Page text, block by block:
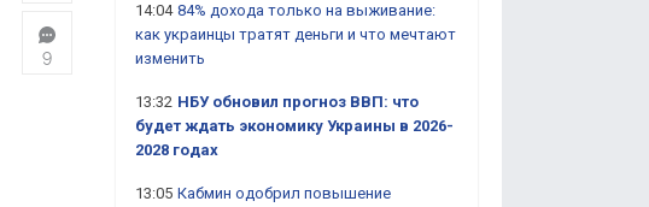
9
14:04 84% дохода только на выживание:
как украинцы тратят деньги и что мечтают
изменить
13:32 НБУ обновил прогноз ВВП: что
будет ждать экономику Украины в 2026-
2028 годах
13:05 Кабмин одобрил повышение